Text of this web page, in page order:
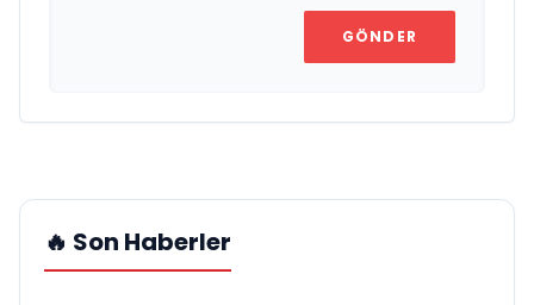
GÖNDER
🔥 Son Haberler